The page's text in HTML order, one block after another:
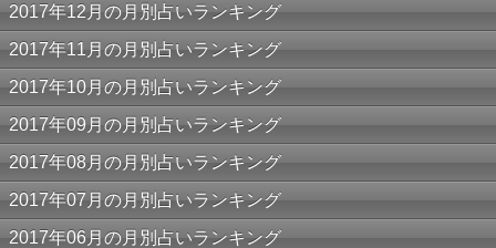
2017年12月の月別占いランキング
2017年11月の月別占いランキング
2017年10月の月別占いランキング
2017年09月の月別占いランキング
2017年08月の月別占いランキング
2017年07月の月別占いランキング
2017年06月の月別占いランキング